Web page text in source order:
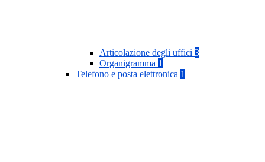
Articolazione degli uffici 3
Organigramma 1
Telefono e posta elettronica 1